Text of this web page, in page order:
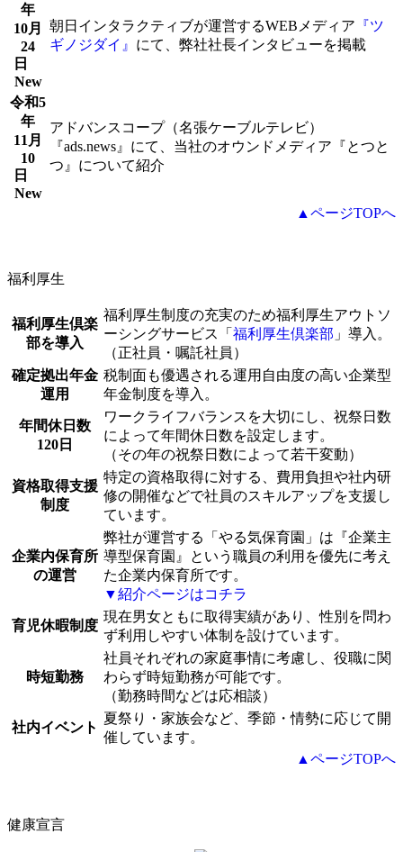
年
10月
24
日
New
朝日インタラクティブが運営するWEBメディア 『ツ
ギノジダイ』 にて、弊社社長インタビューを掲載
令和5
年
11月
10
日
New
アドバンスコープ（名張ケーブルテレビ）
『ads.news』にて、当社のオウンドメディア『とつと
つ』について紹介
▲ページTOPへ
福利厚生
福利厚生倶楽
部を導入
福利厚生制度の充実のため福利厚生アウトソ
ーシングサービス「 福利厚生倶楽部 」導入。
（正社員・嘱託社員）
確定拠出年金
運用
税制面も優遇される運用自由度の高い企業型
年金制度を導入。
年間休日数
120日
ワークライフバランスを大切にし、祝祭日数
によって年間休日数を設定します。
（その年の祝祭日数によって若干変動）
資格取得支援
制度
特定の資格取得に対する、費用負担や社内研
修の開催などで社員のスキルアップを支援し
ています。
企業内保育所
の運営
弊社が運営する「やる気保育園」は『企業主
導型保育園』という職員の利用を優先に考え
た企業内保育所です。
▼紹介ページはコチラ
育児休暇制度
現在男女ともに取得実績があり、性別を問わ
ず利用しやすい体制を設けています。
時短勤務
社員それぞれの家庭事情に考慮し、役職に関
わらず時短勤務が可能です。
（勤務時間などは応相談）
社内イベント
夏祭り・家族会など、季節・情勢に応じて開
催しています。
▲ページTOPへ
健康宣言